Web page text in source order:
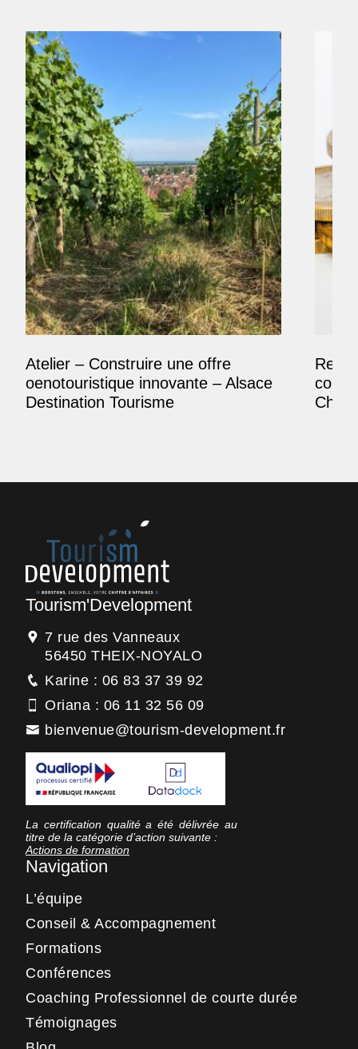
Atelier – Construire une offre
oenotouristique innovante – Alsace
Destination Tourisme
Tourism'Development
7 rue des Vanneaux
56450 THEIX-NOYALO
Karine : 06 83 37 39 92
Oriana : 06 11 32 56 09
bienvenue@tourism-development.fr
La certification qualité a été délivrée au
titre de la catégorie d’action suivante :
Actions de formation
Navigation
L’équipe
Conseil & Accompagnement
Formations
Conférences
Coaching Professionnel de courte durée
Témoignages